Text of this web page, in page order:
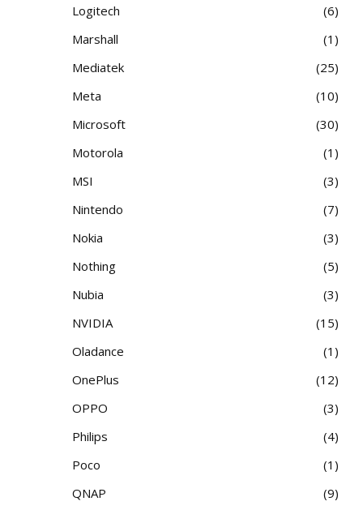
Logitech
6
Marshall
1
Mediatek
25
Meta
10
Microsoft
30
Motorola
1
MSI
3
Nintendo
7
Nokia
3
Nothing
5
Nubia
3
NVIDIA
15
Oladance
1
OnePlus
12
OPPO
3
Philips
4
Poco
1
QNAP
9